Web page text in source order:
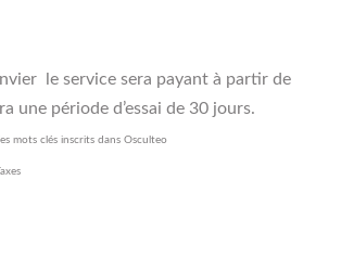
le service sera payant à partir de
une période d’essai de 30 jours.
mots clés inscrits dans Osculteo